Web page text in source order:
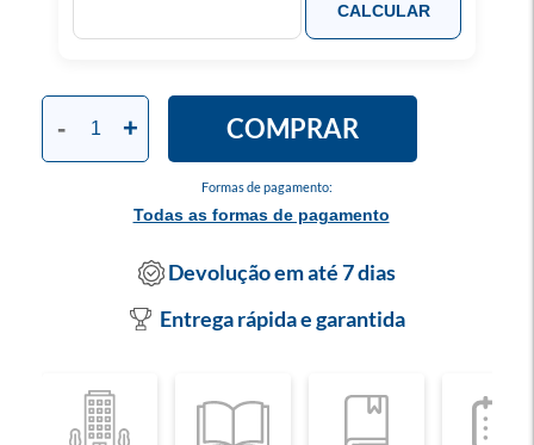
Formas de pagamento:
Todas as formas de pagamento
- + COMPRAR
CALCULAR
Devolução em até 7 dias
Entrega rápida e garantida